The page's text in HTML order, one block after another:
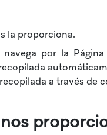
la proporciona.
por la
a través de